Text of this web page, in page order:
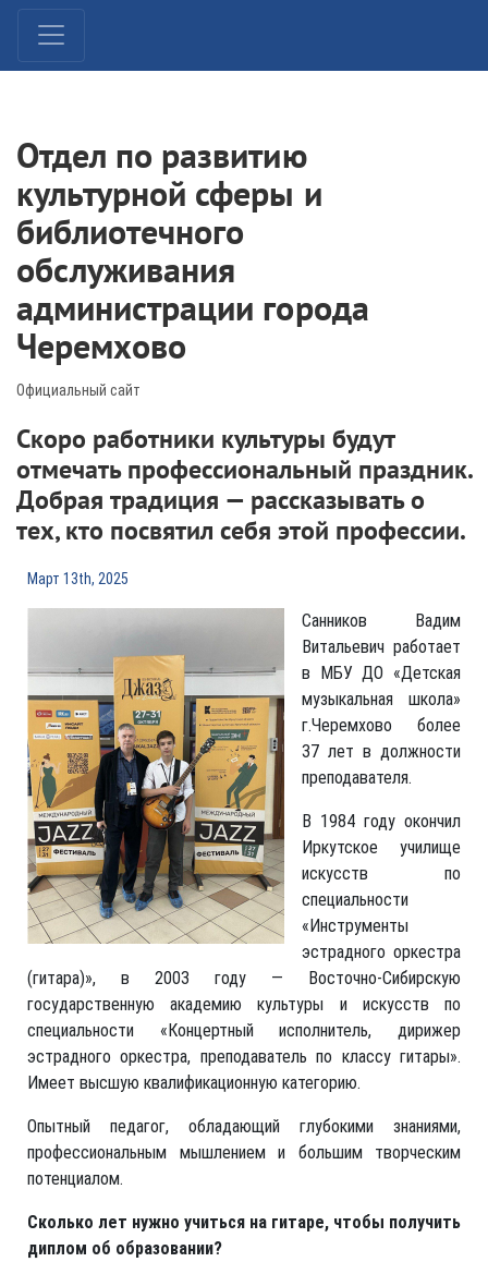
Отдел по развитию
культурной сферы и
библиотечного
обслуживания
администрации города
Черемхово
Официальный сайт
Скоро работники культуры будут
отмечать профессиональный праздник.
Добрая традиция — рассказывать о
тех, кто посвятил себя этой профессии.
Март 13th, 2025
Санников Вадим
Витальевич работает
в МБУ ДО «Детская
музыкальная школа»
г.Черемхово более
37 лет в должности
преподавателя.
В 1984 году окончил
Иркутское училище
искусств по
специальности
«Инструменты
эстрадного оркестра
(гитара)», в 2003 году — Восточно-Сибирскую
государственную академию культуры и искусств по
специальности «Концертный исполнитель, дирижер
эстрадного оркестра, преподаватель по классу гитары».
Имеет высшую квалификационную категорию.
Опытный педагог, обладающий глубокими знаниями,
профессиональным мышлением и большим творческим
потенциалом.
Сколько лет нужно учиться на гитаре, чтобы получить
диплом об образовании?